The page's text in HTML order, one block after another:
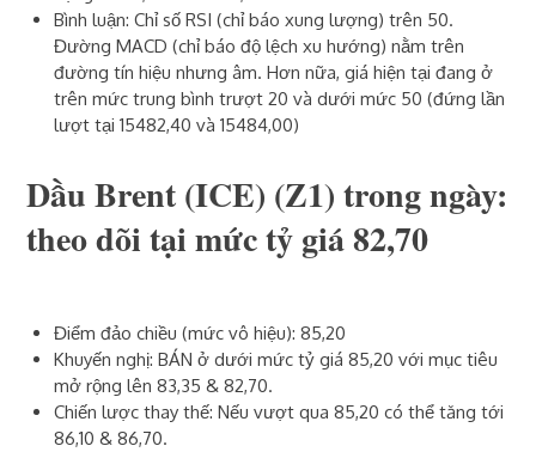
Bình luận: Chỉ số RSI (chỉ báo xung lượng) trên 50.
Đường MACD (chỉ báo độ lệch xu hướng) nằm trên
đường tín hiệu nhưng âm. Hơn nữa, giá hiện tại đang ở
trên mức trung bình trượt 20 và dưới mức 50 (đứng lần
lượt tại 15482,40 và 15484,00)
Dầu Brent (ICE)‎ (Z1)‎ trong ngày:
theo dõi tại mức tỷ giá 82,70
Điểm đảo chiều (mức vô hiệu): 85,20
Khuyến nghị: BÁN ở dưới mức tỷ giá 85,20 với mục tiêu
mở rộng lên 83,35 & 82,70.
Chiến lược thay thế: Nếu vượt qua 85,20 có thể tăng tới
86,10 & 86,70.